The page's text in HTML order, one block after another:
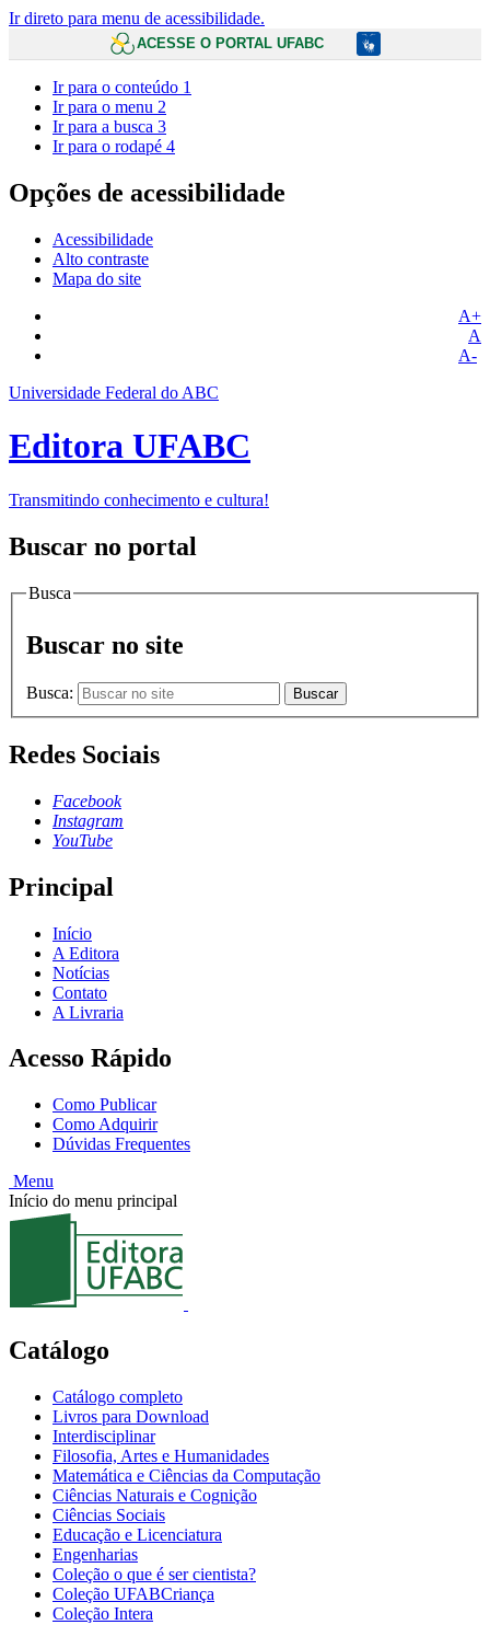
Ir direto para menu de acessibilidade.
ACESSE O PORTAL UFABC
Ir para o conteúdo 1
Ir para o menu 2
Ir para a busca 3
Ir para o rodapé 4
Opções de acessibilidade
Acessibilidade
Alto contraste
Mapa do site
A+
A
A-
Universidade Federal do ABC
Editora UFABC
Transmitindo conhecimento e cultura!
Buscar no portal
Busca
Buscar no site
Busca: Buscar
Redes Sociais
Facebook
Instagram
YouTube
Principal
Início
A Editora
Notícias
Contato
A Livraria
Acesso Rápido
Como Publicar
Como Adquirir
Dúvidas Frequentes
Menu
Início do menu principal
Catálogo
Catálogo completo
Livros para Download
Interdisciplinar
Filosofia, Artes e Humanidades
Matemática e Ciências da Computação
Ciências Naturais e Cognição
Ciências Sociais
Educação e Licenciatura
Engenharias
Coleção o que é ser cientista?
Coleção UFABCriança
Coleção Intera